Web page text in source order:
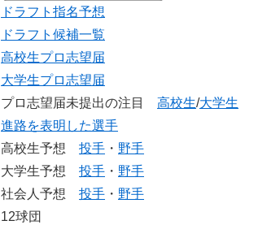
ドラフト指名予想
ドラフト候補一覧
高校生プロ志望届
大学生プロ志望届
プロ志望届未提出の注目 高校生/大学生
進路を表明した選手
高校生予想 投手 ・ 野手
大学生予想 投手 ・ 野手
社会人予想 投手 ・ 野手
12球団